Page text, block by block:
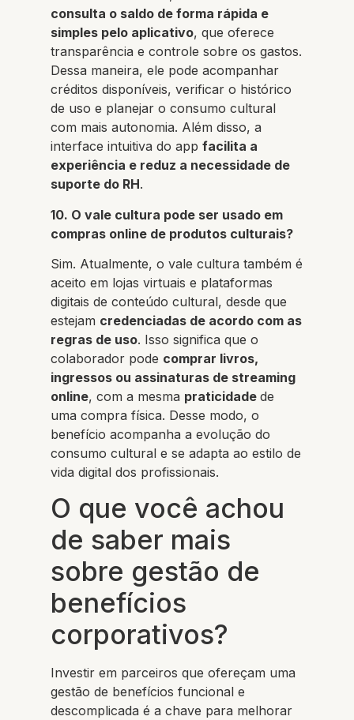
consulta o saldo de forma rápida e
simples pelo aplicativo, que oferece
transparência e controle sobre os gastos.
Dessa maneira, ele pode acompanhar
créditos disponíveis, verificar o histórico
de uso e planejar o consumo cultural
com mais autonomia. Além disso, a
interface intuitiva do app facilita a
experiência e reduz a necessidade de
suporte do RH.
10. O vale cultura pode ser usado em
compras online de produtos culturais?
Sim. Atualmente, o vale cultura também é
aceito em lojas virtuais e plataformas
digitais de conteúdo cultural, desde que
estejam credenciadas de acordo com as
regras de uso. Isso significa que o
colaborador pode comprar livros,
ingressos ou assinaturas de streaming
online, com a mesma praticidade de
uma compra física. Desse modo, o
benefício acompanha a evolução do
consumo cultural e se adapta ao estilo de
vida digital dos profissionais.
O que você achou
de saber mais
sobre gestão de
benefícios
corporativos?
Investir em parceiros que ofereçam uma
gestão de benefícios funcional e
descomplicada é a chave para melhorar